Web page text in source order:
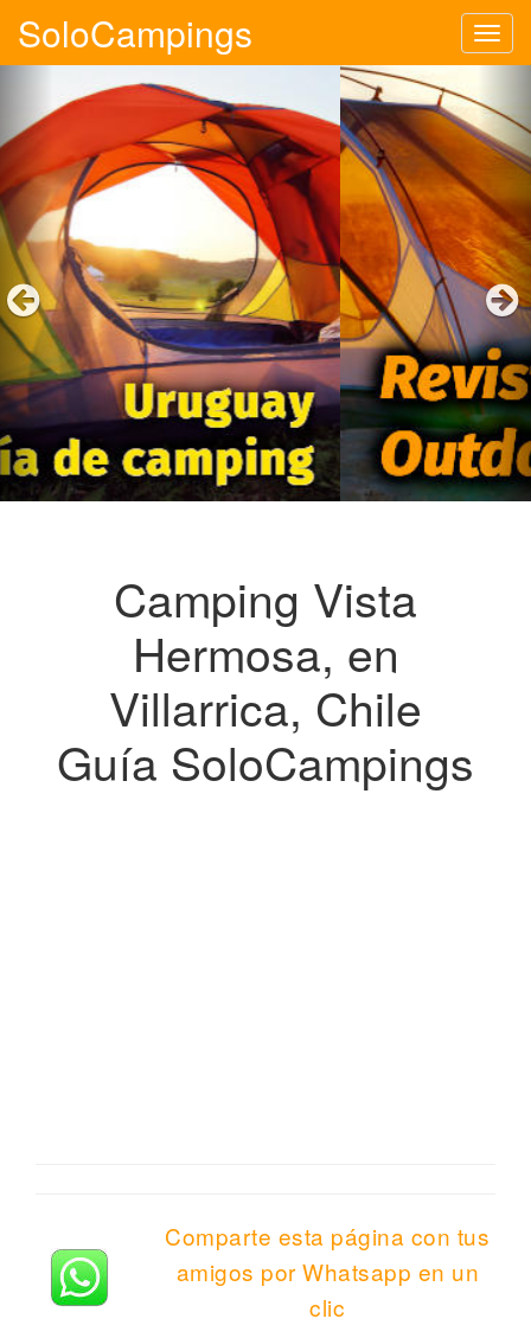
SoloCampings
Camping Vista
Hermosa, en
Villarrica, Chile
Guía SoloCampings
Comparte esta página con tus
amigos por Whatsapp en un
clic